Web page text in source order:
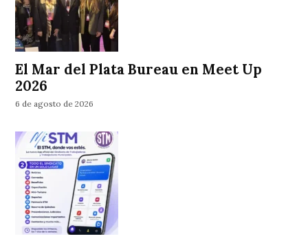
El Mar del Plata Bureau en Meet Up
2026
6 de agosto de 2026